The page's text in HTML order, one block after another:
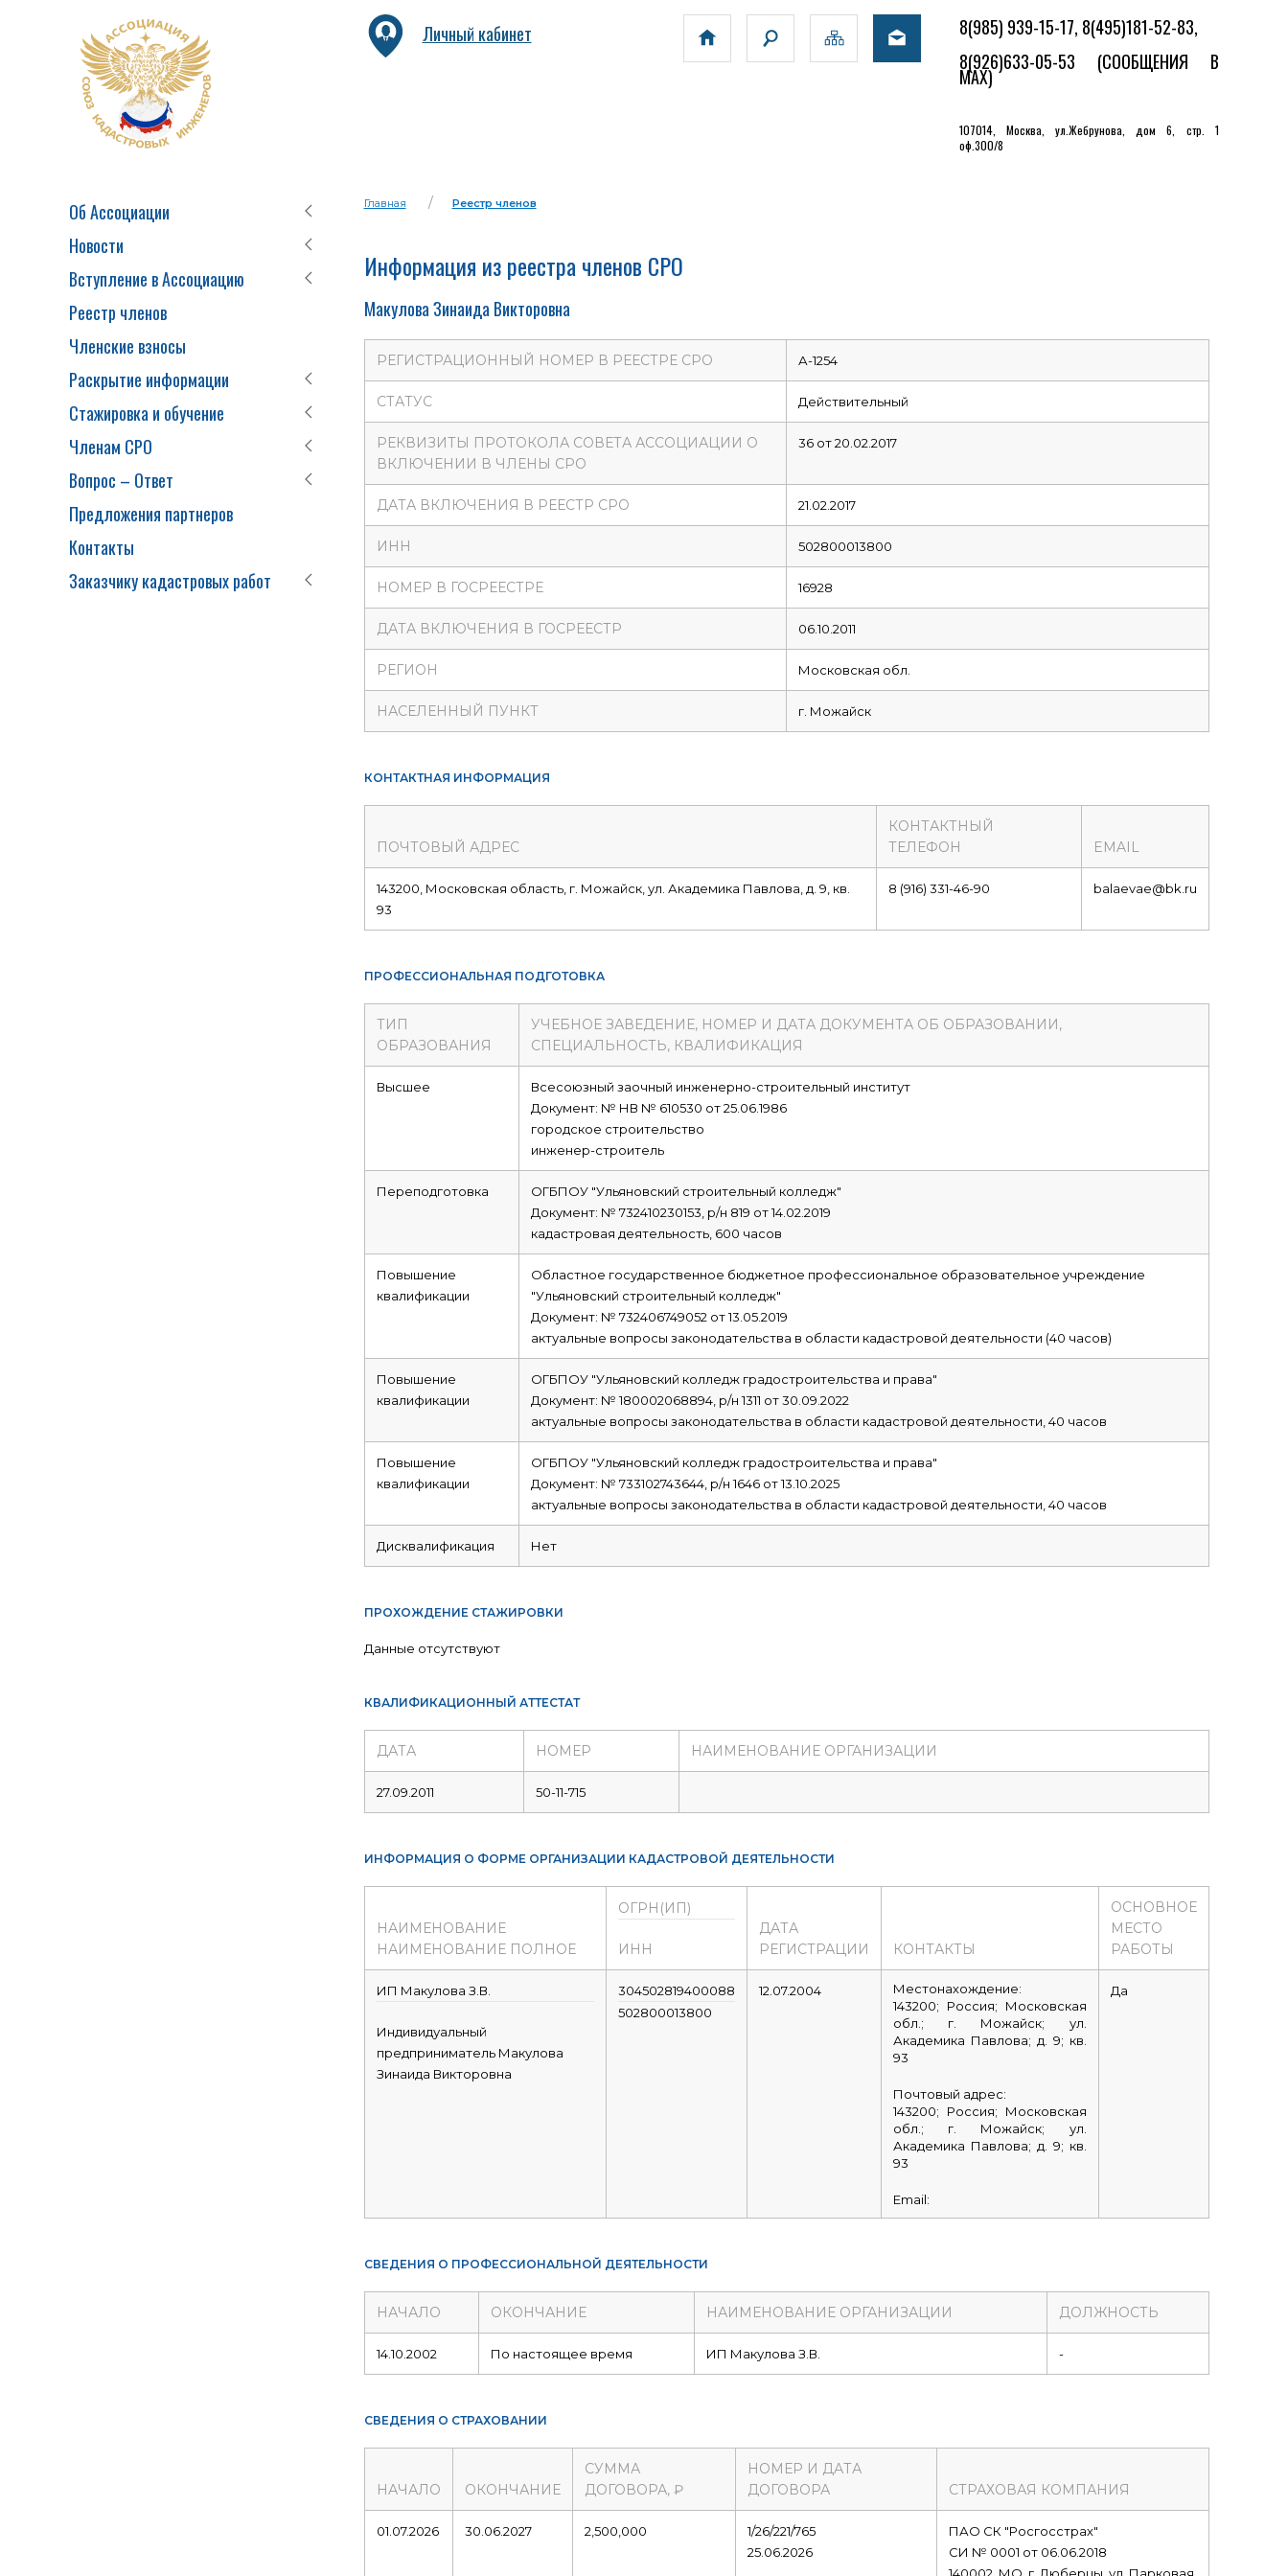
Об Ассоциации
Новости
Вступление в Ассоциацию
Реестр членов
Членские взносы
Раскрытие информации
Стажировка и обучение
Членам СРО
Вопрос – Ответ
Предложения партнеров
Контакты
Заказчику кадастровых работ
Личный кабинет
8(985) 939-15-17, 8(495)181-52-83,
8(926)633-05-53 (СООБЩЕНИЯ В
MAX)
107014, Москва, ул.Жебрунова, дом 6, стр. 1
оф.300/8
Главная Реестр членов
Информация из реестра членов СРО
Макулова Зинаида Викторовна
РЕГИСТРАЦИОННЫЙ НОМЕР В РЕЕСТРЕ СРО А-1254
СТАТУС Действительный
РЕКВИЗИТЫ ПРОТОКОЛА СОВЕТА АССОЦИАЦИИ О
ВКЛЮЧЕНИИ В ЧЛЕНЫ СРО
36 от 20.02.2017
ДАТА ВКЛЮЧЕНИЯ В РЕЕСТР СРО 21.02.2017
ИНН 502800013800
НОМЕР В ГОСРЕЕСТРЕ 16928
ДАТА ВКЛЮЧЕНИЯ В ГОСРЕЕСТР 06.10.2011
РЕГИОН Московская обл.
НАСЕЛЕННЫЙ ПУНКТ г. Можайск
КОНТАКТНАЯ ИНФОРМАЦИЯ
ПОЧТОВЫЙ АДРЕС
КОНТАКТНЫЙ
ТЕЛЕФОН
EMAIL
143200, Московская область, г. Можайск, ул. Академика Павлова, д. 9, кв.
93
8 (916) 331-46-90 balaevae@bk.ru
ПРОФЕССИОНАЛЬНАЯ ПОДГОТОВКА
ТИП
ОБРАЗОВАНИЯ
УЧЕБНОЕ ЗАВЕДЕНИЕ, НОМЕР И ДАТА ДОКУМЕНТА ОБ ОБРАЗОВАНИИ,
СПЕЦИАЛЬНОСТЬ, КВАЛИФИКАЦИЯ
Высшее
Всесоюзный заочный инженерно-строительный институт
Документ: № НВ № 610530 от 25.06.1986
городское строительство
инженер-строитель
Переподготовка
ОГБПОУ "Ульяновский строительный колледж"
Документ: № 732410230153, р/н 819 от 14.02.2019
кадастровая деятельность, 600 часов
Повышение
квалификации
Областное государственное бюджетное профессиональное образовательное учреждение
"Ульяновский строительный колледж"
Документ: № 732406749052 от 13.05.2019
актуальные вопросы законодательства в области кадастровой деятельности (40 часов)
Повышение
квалификации
ОГБПОУ "Ульяновский колледж градостроительства и права"
Документ: № 180002068894, р/н 1311 от 30.09.2022
актуальные вопросы законодательства в области кадастровой деятельности, 40 часов
Повышение
квалификации
ОГБПОУ "Ульяновский колледж градостроительства и права"
Документ: № 733102743644, р/н 1646 от 13.10.2025
актуальные вопросы законодательства в области кадастровой деятельности, 40 часов
Дисквалификация Нет
ПРОХОЖДЕНИЕ СТАЖИРОВКИ
Данные отсутствуют
КВАЛИФИКАЦИОННЫЙ АТТЕСТАТ
ДАТА НОМЕР НАИМЕНОВАНИЕ ОРГАНИЗАЦИИ
27.09.2011 50-11-715
ИНФОРМАЦИЯ О ФОРМЕ ОРГАНИЗАЦИИ КАДАСТРОВОЙ ДЕЯТЕЛЬНОСТИ
НАИМЕНОВАНИЕ
НАИМЕНОВАНИЕ ПОЛНОЕ
ОГРН(ИП)
ИНН
ДАТА
РЕГИСТРАЦИИ
КОНТАКТЫ
ОСНОВНОЕ
МЕСТО
РАБОТЫ
ИП Макулова З.В.
Индивидуальный
предприниматель Макулова
Зинаида Викторовна
304502819400088
502800013800
12.07.2004
Местонахождение:
143200; Россия; Московская
обл.; г. Можайск; ул.
Академика Павлова; д. 9; кв.
93
Почтовый адрес:
143200; Россия; Московская
обл.; г. Можайск; ул.
Академика Павлова; д. 9; кв.
93
Email:
Да
СВЕДЕНИЯ О ПРОФЕССИОНАЛЬНОЙ ДЕЯТЕЛЬНОСТИ
НАЧАЛО ОКОНЧАНИЕ НАИМЕНОВАНИЕ ОРГАНИЗАЦИИ ДОЛЖНОСТЬ
14.10.2002 По настоящее время ИП Макулова З.В. -
СВЕДЕНИЯ О СТРАХОВАНИИ
НАЧАЛО ОКОНЧАНИЕ
СУММА
ДОГОВОРА, ₽
НОМЕР И ДАТА
ДОГОВОРА
СТРАХОВАЯ КОМПАНИЯ
01.07.2026 30.06.2027 2,500,000
1/26/221/765
25.06.2026
ПАО СК "Росгосстрах"
СИ № 0001 от 06.06.2018